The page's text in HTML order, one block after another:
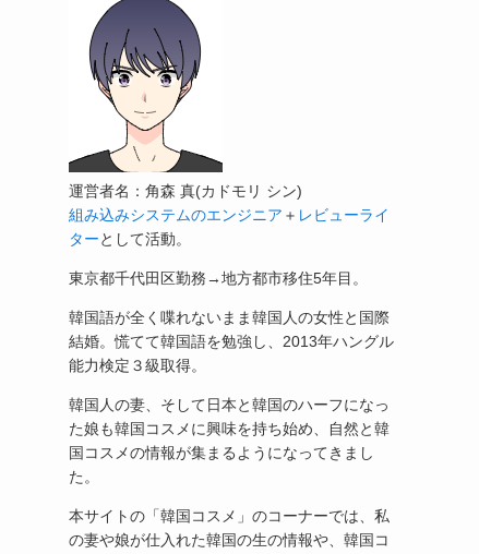
運営者名：角森 真(カドモリ シン)
組み込みシステムのエンジニア ＋ レビューライ
ターとして活動。
東京都千代田区勤務→地方都市移住5年目。
韓国語が全く喋れないまま韓国人の女性と国際
結婚。慌てて韓国語を勉強し、2013年ハングル
能力検定３級取得。
韓国人の妻、そして日本と韓国のハーフになっ
た娘も韓国コスメに興味を持ち始め、自然と韓
国コスメの情報が集まるようになってきまし
た。
本サイトの「韓国コスメ」のコーナーでは、私
の妻や娘が仕入れた韓国の生の情報や、韓国コ